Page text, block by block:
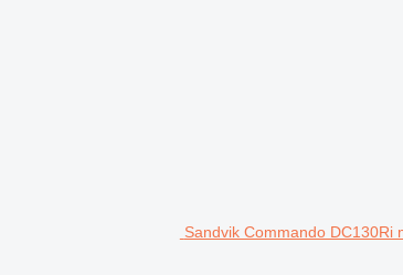
Sandvik Commando DC130Ri